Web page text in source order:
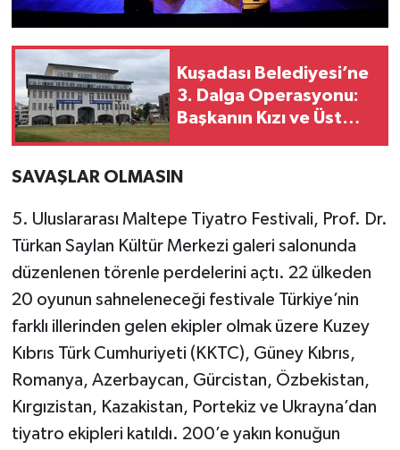
Kuşadası Belediyesi’ne
3. Dalga Operasyonu:
Başkanın Kızı ve Üst
SAVAŞLAR OLMASIN
5. Uluslararası Maltepe Tiyatro Festivali, Prof. Dr.
Türkan Saylan Kültür Merkezi galeri salonunda
düzenlenen törenle perdelerini açtı. 22 ülkeden
20 oyunun sahneleneceği festivale Türkiye’nin
farklı illerinden gelen ekipler olmak üzere Kuzey
Kıbrıs Türk Cumhuriyeti (KKTC), Güney Kıbrıs,
Romanya, Azerbaycan, Gürcistan, Özbekistan,
Kırgızistan, Kazakistan, Portekiz ve Ukrayna’dan
tiyatro ekipleri katıldı. 200’e yakın konuğun